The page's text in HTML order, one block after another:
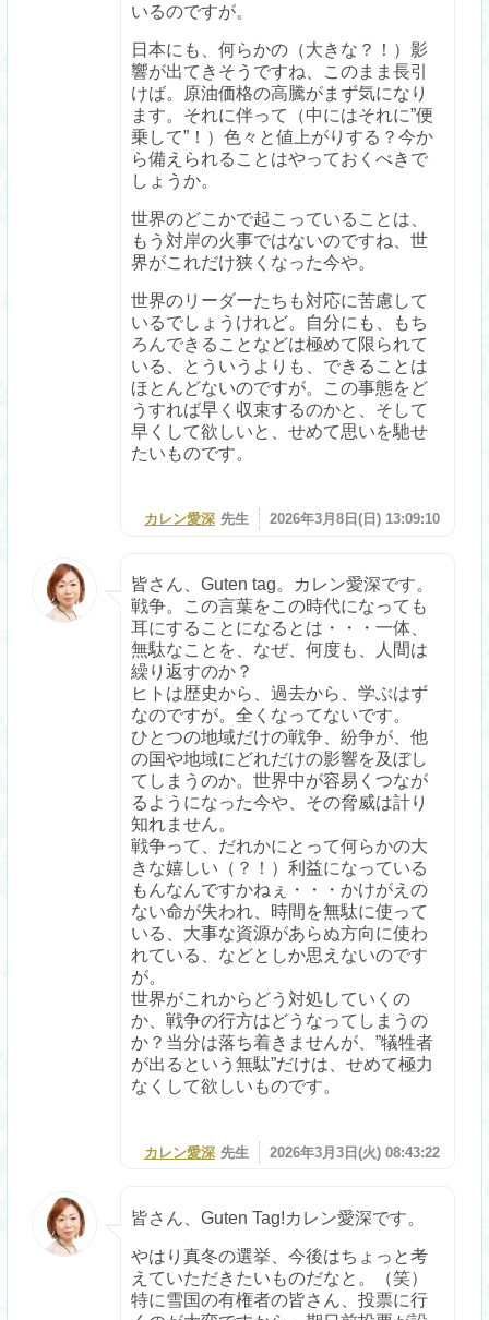
いるのですが。
日本にも、何らかの（大きな？！）影
響が出てきそうですね、このまま長引
けば。原油価格の高騰がまず気になり
ます。それに伴って（中にはそれに”便
乗して”！）色々と値上がりする？今か
ら備えられることはやっておくべきで
しょうか。
世界のどこかで起こっていることは、
もう対岸の火事ではないのですね、世
界がこれだけ狭くなった今や。
世界のリーダーたちも対応に苦慮して
いるでしょうけれど。自分にも、もち
ろんできることなどは極めて限られて
いる、とういうよりも、できることは
ほとんどないのですが。この事態をど
うすれば早く収束するのかと、そして
早くして欲しいと、せめて思いを馳せ
たいものです。
カレン愛深 先生 2026年3月8日(日) 13:09:10
皆さん、Guten tag。カレン愛深です。
戦争。この言葉をこの時代になっても
耳にすることになるとは・・・一体、
無駄なことを、なぜ、何度も、人間は
繰り返すのか？
ヒトは歴史から、過去から、学ぶはず
なのですが。全くなってないです。
ひとつの地域だけの戦争、紛争が、他
の国や地域にどれだけの影響を及ぼし
てしまうのか。世界中が容易くつなが
るようになった今や、その脅威は計り
知れません。
戦争って、だれかにとって何らかの大
きな嬉しい（？！）利益になっている
もんなんですかねぇ・・・かけがえの
ない命が失われ、時間を無駄に使って
いる、大事な資源があらぬ方向に使わ
れている、などとしか思えないのです
が。
世界がこれからどう対処していくの
か、戦争の行方はどうなってしまうの
か？当分は落ち着きませんが、”犠牲者
が出るという無駄”だけは、せめて極力
なくして欲しいものです。
カレン愛深 先生 2026年3月3日(火) 08:43:22
皆さん、Guten Tag!カレン愛深です。
やはり真冬の選挙、今後はちょっと考
えていただきたいものだなと。（笑）
特に雪国の有権者の皆さん、投票に行